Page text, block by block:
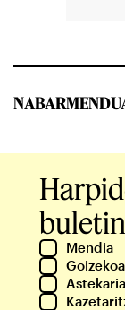
Mendia
Goizekoa
Astekaria